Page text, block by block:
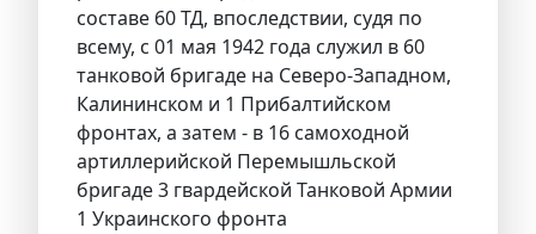
составе 60 ТД, впоследствии, судя по
всему, с 01 мая 1942 года служил в 60
танковой бригаде на Северо-Западном,
Калининском и 1 Прибалтийском
фронтах, а затем - в 16 самоходной
артиллерийской Перемышльской
бригаде 3 гвардейской Танковой Армии
1 Украинского фронта